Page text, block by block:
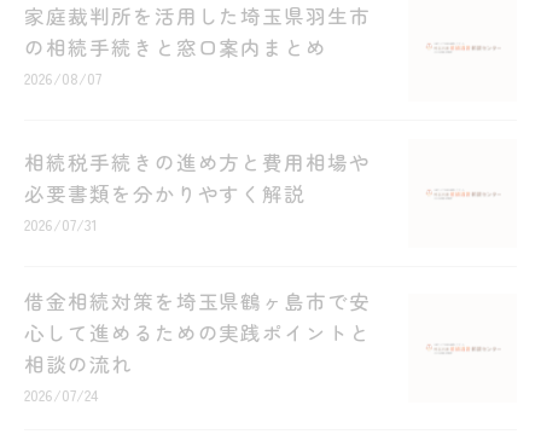
家庭裁判所を活用した埼玉県羽生市
の相続手続きと窓口案内まとめ
2026/08/07
相続税手続きの進め方と費用相場や
必要書類を分かりやすく解説
2026/07/31
借金相続対策を埼玉県鶴ヶ島市で安
心して進めるための実践ポイントと
相談の流れ
2026/07/24